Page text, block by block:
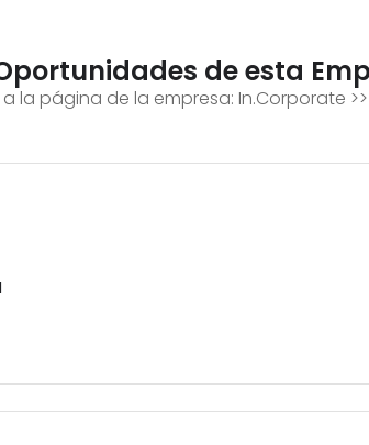
de esta
a la página de la empresa: In.Corporate >>